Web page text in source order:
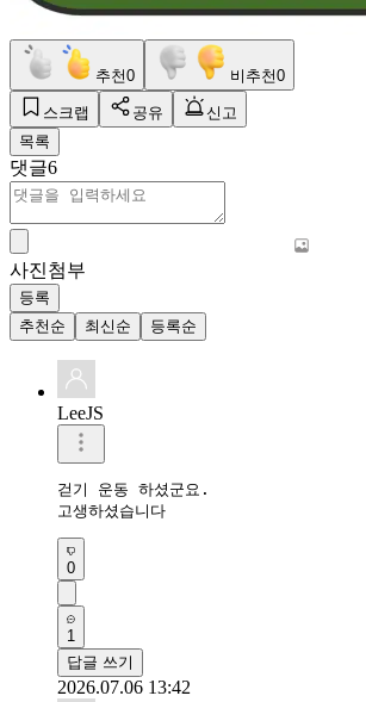
추천0 비추천0
스크랩 공유
신고
목록
댓글6
사진첨부
등록
추천순
최신순 등록순
LeeJS
걷기 운동 하셨군요.
고생하셨습니다
0
1
답글 쓰기
2026.07.06 13:42